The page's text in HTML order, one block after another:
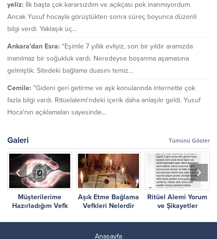
yeliz: İlk başta çok kararsızdım ve açıkçası pek inanmıyordum.
Ancak Yusuf hocayla görüştükten sonra süreç boyunca düzenli
bilgi verdi. Yaklaşık üç...
Ankara'dan Esra: "Eşimle 7 yıllık evliyiz, son bir yıldır aramızda
inanılmaz bir soğukluk vardı. Neredeyse boşanma aşamasına
gelmiştik. Sitedeki bağlama duasını temiz...
Cemile: "Gideni geri getirme ve aşk konularında internette çok
fazla bilgi vardı. Ritüelalemi'ndeki içerik daha anlaşılır geldi. Yusuf
Hoca'nın açıklamaları sayesinde...
Galeri Tümünü Göster
Müşterilerime
Hazırladığım Vefk
Aşık Etme Bağlama
Vefkleri Nelerdir
Ritüel Alemi Yorum
ve Şikayetler
Anasayfa